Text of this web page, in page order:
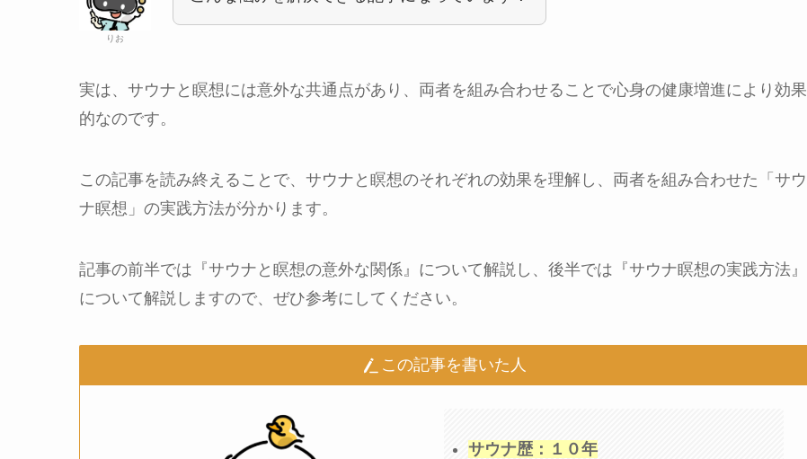
りお
実は、サウナと瞑想には意外な共通点があり、両者を組み合わせることで心身の健康増進により効果
的なのです。
この記事を読み終えることで、サウナと瞑想のそれぞれの効果を理解し、両者を組み合わせた「サウ
ナ瞑想」の実践方法が分かります。
記事の前半では『サウナと瞑想の意外な関係』について解説し、後半では『サウナ瞑想の実践方法』
について解説しますので、ぜひ参考にしてください。
この記事を書いた人
サウナ歴：１０年